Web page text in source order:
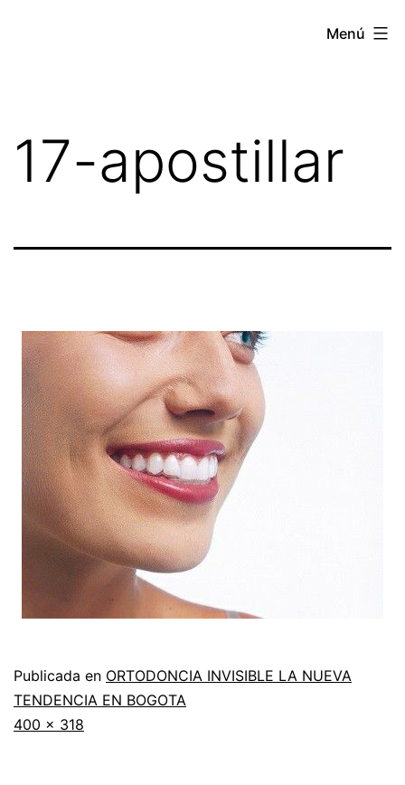
Menú
17-apostillar
Publicada en ORTODONCIA INVISIBLE LA NUEVA
TENDENCIA EN BOGOTA
Tamaño
400 × 318